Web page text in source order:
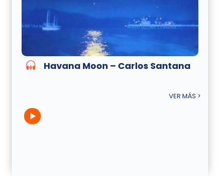
Havana Moon – Carlos Santana
VER MÁS >